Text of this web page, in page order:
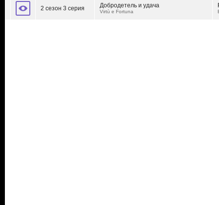
2 сезон 3 серия Добродетель и удача
Virtù e Fortuna